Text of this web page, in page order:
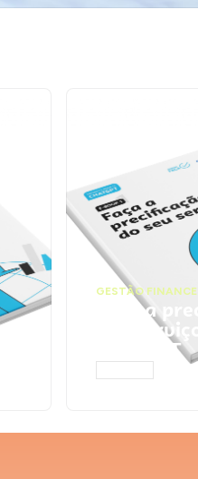
GESTÃO
Faça a
seu
ChatGPT